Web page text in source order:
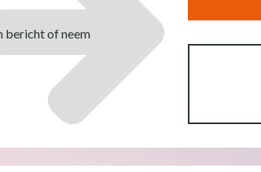
bericht of neem